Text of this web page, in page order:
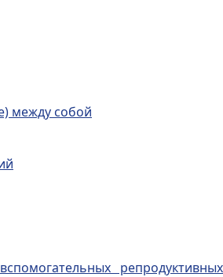
между собой